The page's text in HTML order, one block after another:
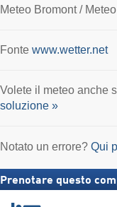
Meteo Bromont /
Fonte www.wetter.net
Volete il meteo anche
soluzione »
Notato un errore? Qui
Prenotare questo